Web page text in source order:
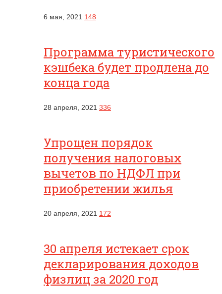
6 мая, 2021 148
Программа туристического
кэшбека будет продлена до
конца года
28 апреля, 2021 336
Упрощен порядок
получения налоговых
вычетов по НДФЛ при
приобретении жилья
20 апреля, 2021 172
30 апреля истекает срок
декларирования доходов
физлиц за 2020 год